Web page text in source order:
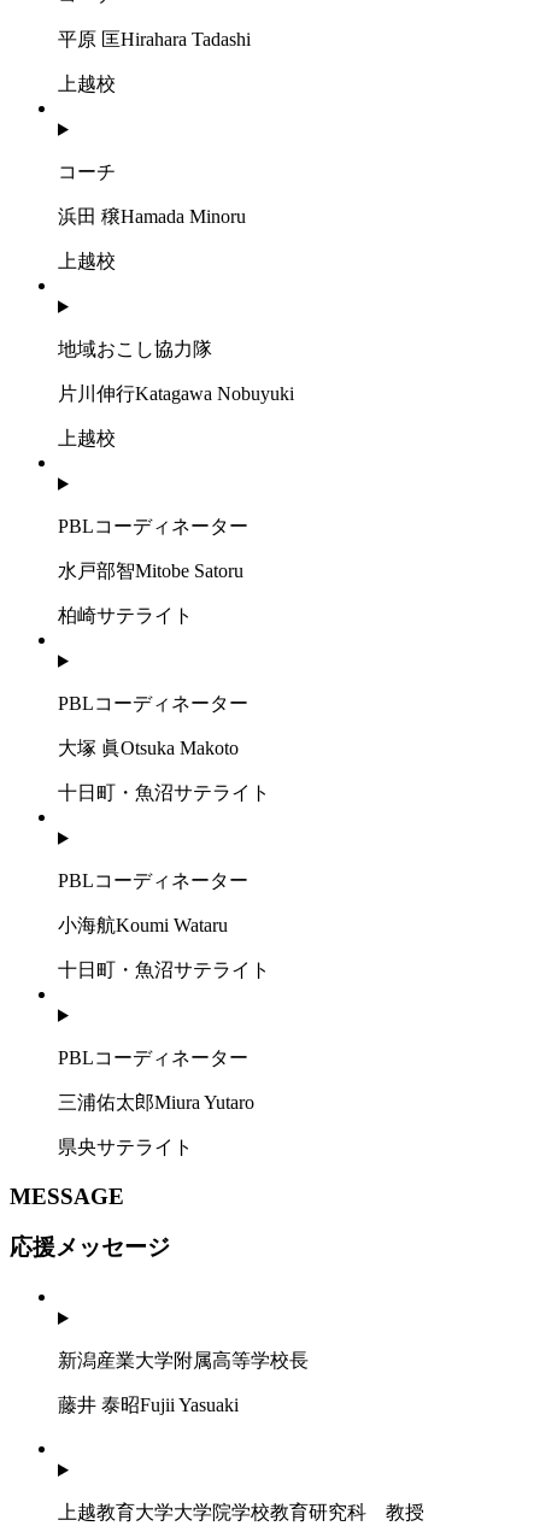
平原 匡Hirahara Tadashi
上越校
コーチ
浜田 穣Hamada Minoru
上越校
地域おこし協力隊
片川伸行Katagawa Nobuyuki
上越校
PBLコーディネーター
水戸部智Mitobe Satoru
柏崎サテライト
PBLコーディネーター
大塚 眞Otsuka Makoto
十日町・魚沼サテライト
PBLコーディネーター
小海航Koumi Wataru
十日町・魚沼サテライト
PBLコーディネーター
三浦佑太郎Miura Yutaro
県央サテライト
MESSAGE
応援メッセージ
新潟産業大学附属高等学校長
藤井 泰昭Fujii Yasuaki
上越教育大学大学院学校教育研究科 教授